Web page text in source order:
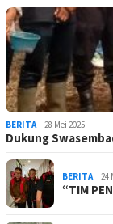
BERITA 28 Mei 2025
Dukung
BERITA 24
“TIM